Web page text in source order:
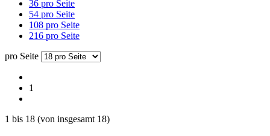
36 pro Seite
54 pro Seite
108 pro Seite
216 pro Seite
pro Seite
1
1 bis 18 (von insgesamt 18)